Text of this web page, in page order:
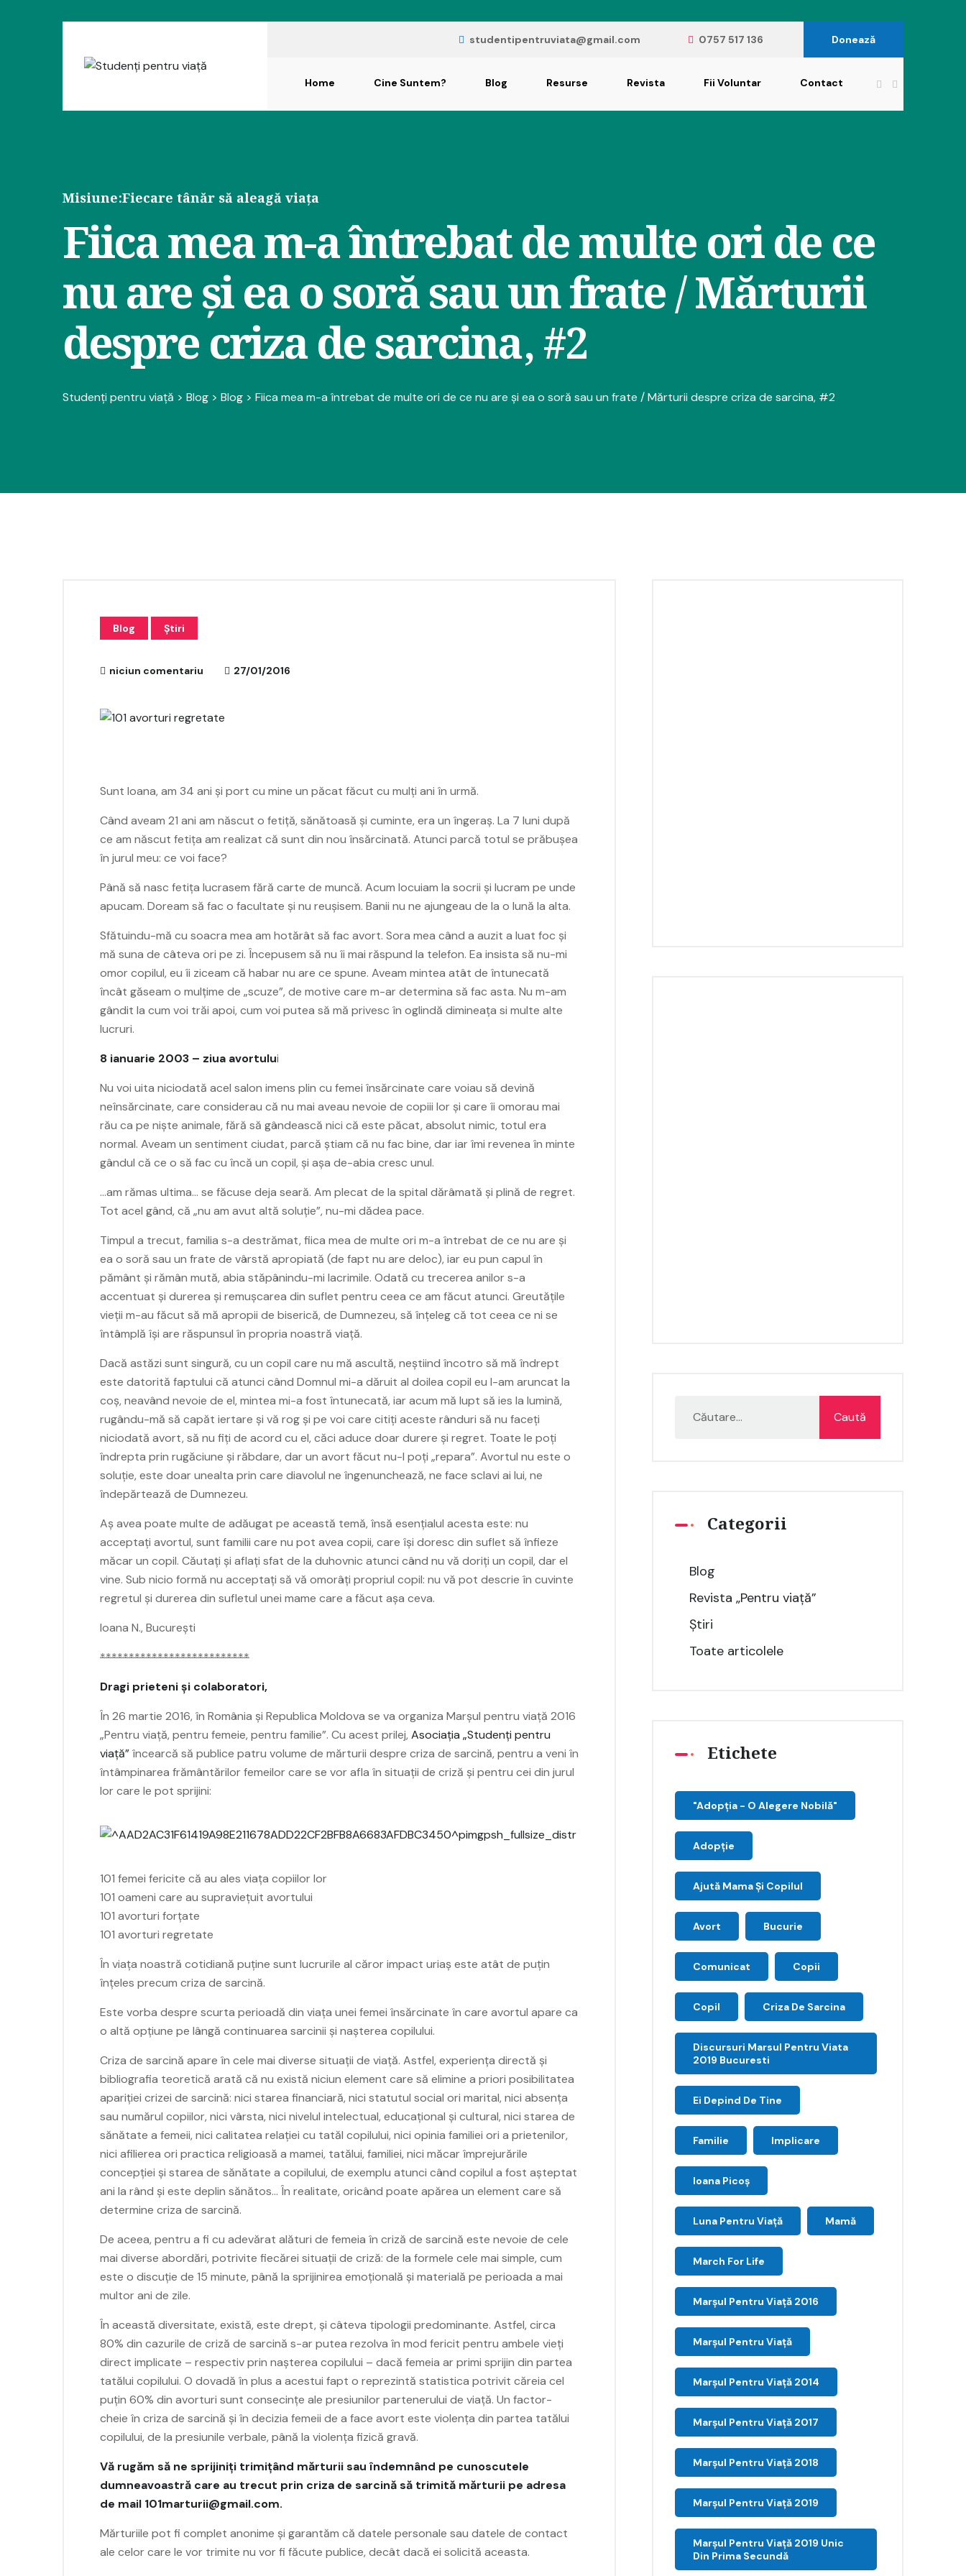
studentipentruviata@gmail.com 0757 517 136 Donează
Home Cine Suntem? Blog Resurse Revista Fii Voluntar Contact
Misiune:Fiecare tânăr să aleagă viața
Fiica mea m-a întrebat de multe ori de ce
nu are și ea o soră sau un frate / Mărturii
despre criza de sarcina, #2
Studenți pentru viață > Blog > Blog > Fiica mea m-a întrebat de multe ori de ce nu are și ea o soră sau un frate / Mărturii despre criza de sarcina, #2
Blog Știri
niciun comentariu 27/01/2016
Sunt Ioana, am 34 ani și port cu mine un păcat făcut cu mulți ani în urmă.
Când aveam 21 ani am născut o fetiță, sănătoasă și cuminte, era un îngeraș. La 7 luni după
ce am născut fetița am realizat că sunt din nou însărcinată. Atunci parcă totul se prăbușea
în jurul meu: ce voi face?
Până să nasc fetița lucrasem fără carte de muncă. Acum locuiam la socrii și lucram pe unde
apucam. Doream să fac o facultate și nu reușisem. Banii nu ne ajungeau de la o lună la alta.
Sfătuindu-mă cu soacra mea am hotărât să fac avort. Sora mea când a auzit a luat foc și
mă suna de câteva ori pe zi. Începusem să nu îi mai răspund la telefon. Ea insista să nu-mi
omor copilul, eu îi ziceam că habar nu are ce spune. Aveam mintea atât de întunecată
încât găseam o mulțime de „scuze”, de motive care m-ar determina să fac asta. Nu m-am
gândit la cum voi trăi apoi, cum voi putea să mă privesc în oglindă dimineața si multe alte
lucruri.
8 ianuarie 2003 – ziua avortului
Nu voi uita niciodată acel salon imens plin cu femei însărcinate care voiau să devină
neînsărcinate, care considerau că nu mai aveau nevoie de copiii lor și care îi omorau mai
rău ca pe niște animale, fără să gândească nici că este păcat, absolut nimic, totul era
normal. Aveam un sentiment ciudat, parcă știam că nu fac bine, dar iar îmi revenea în minte
gândul că ce o să fac cu încă un copil, și așa de-abia cresc unul.
…am rămas ultima… se făcuse deja seară. Am plecat de la spital dărâmată și plină de regret.
Tot acel gând, că „nu am avut altă soluție”, nu-mi dădea pace.
Timpul a trecut, familia s-a destrămat, fiica mea de multe ori m-a întrebat de ce nu are și
ea o soră sau un frate de vârstă apropiată (de fapt nu are deloc), iar eu pun capul în
pământ și rămân mută, abia stăpânindu-mi lacrimile. Odată cu trecerea anilor s-a
accentuat și durerea și remușcarea din suflet pentru ceea ce am făcut atunci. Greutățile
vieții m-au făcut să mă apropii de biserică, de Dumnezeu, să înțeleg că tot ceea ce ni se
întâmplă își are răspunsul în propria noastră viață.
Dacă astăzi sunt singură, cu un copil care nu mă ascultă, neștiind încotro să mă îndrept
este datorită faptului că atunci când Domnul mi-a dăruit al doilea copil eu l-am aruncat la
coș, neavând nevoie de el, mintea mi-a fost întunecată, iar acum mă lupt să ies la lumină,
rugându-mă să capăt iertare și vă rog și pe voi care citiți aceste rânduri să nu faceți
niciodată avort, să nu fiți de acord cu el, căci aduce doar durere și regret. Toate le poți
îndrepta prin rugăciune și răbdare, dar un avort făcut nu-l poți „repara”. Avortul nu este o
soluție, este doar unealta prin care diavolul ne îngenunchează, ne face sclavi ai lui, ne
îndepărtează de Dumnezeu.
Aș avea poate multe de adăugat pe această temă, însă esențialul acesta este: nu
acceptați avortul, sunt familii care nu pot avea copii, care își doresc din suflet să înfieze
măcar un copil. Căutați și aflați sfat de la duhovnic atunci când nu vă doriți un copil, dar el
vine. Sub nicio formă nu acceptați să vă omorâți propriul copil: nu vă pot descrie în cuvinte
regretul și durerea din sufletul unei mame care a făcut așa ceva.
Ioana N., București
**************************
Dragi prieteni și colaboratori,
În 26 martie 2016, în România și Republica Moldova se va organiza Marșul pentru viață 2016
„Pentru viață, pentru femeie, pentru familie”. Cu acest prilej, Asociația „Studenți pentru
viață”încearcă să publice patru volume de mărturii despre criza de sarcină, pentru a veni în
întâmpinarea frământărilor femeilor care se vor afla în situații de criză și pentru cei din jurul
lor care le pot sprijini:
101 femei fericite că au ales viața copiilor lor
101 oameni care au supraviețuit avortului
101 avorturi forțate
101 avorturi regretate
În viața noastră cotidiană puține sunt lucrurile al căror impact uriaș este atât de puțin
înțeles precum criza de sarcină.
Este vorba despre scurta perioadă din viața unei femei însărcinate în care avortul apare ca
o altă opțiune pe lângă continuarea sarcinii și nașterea copilului.
Criza de sarcină apare în cele mai diverse situații de viață. Astfel, experiența directă și
bibliografia teoretică arată că nu există niciun element care să elimine a priori posibilitatea
apariției crizei de sarcină: nici starea financiară, nici statutul social ori marital, nici absența
sau numărul copiilor, nici vârsta, nici nivelul intelectual, educațional și cultural, nici starea de
sănătate a femeii, nici calitatea relației cu tatăl copilului, nici opinia familiei ori a prietenilor,
nici afilierea ori practica religioasă a mamei, tatălui, familiei, nici măcar împrejurările
concepției și starea de sănătate a copilului, de exemplu atunci când copilul a fost așteptat
ani la rând și este deplin sănătos… În realitate, oricând poate apărea un element care să
determine criza de sarcină.
De aceea, pentru a fi cu adevărat alături de femeia în criză de sarcină este nevoie de cele
mai diverse abordări, potrivite fiecărei situații de criză: de la formele cele mai simple, cum
este o discuție de 15 minute, până la sprijinirea emoțională și materială pe perioada a mai
multor ani de zile.
În această diversitate, există, este drept, și câteva tipologii predominante. Astfel, circa
80% din cazurile de criză de sarcină s-ar putea rezolva în mod fericit pentru ambele vieți
direct implicate – respectiv prin nașterea copilului – dacă femeia ar primi sprijin din partea
tatălui copilului. O dovadă în plus a acestui fapt o reprezintă statistica potrivit căreia cel
puțin 60% din avorturi sunt consecințe ale presiunilor partenerului de viață. Un factor-
cheie în criza de sarcină și în decizia femeii de a face avort este violența din partea tatălui
copilului, de la presiunile verbale, până la violența fizică gravă.
Vă rugăm să ne sprijiniți trimițând mărturii sau îndemnând pe cunoscutele
dumneavoastră care au trecut prin criza de sarcină să trimită mărturii pe adresa
de mail 101marturii@gmail.com.
Mărturiile pot fi complet anonime și garantăm că datele personale sau datele de contact
ale celor care le vor trimite nu vor fi făcute publice, decât dacă ei solicită aceasta.
Categorii
Blog
Revista „Pentru viață”
Știri
Toate articolele
Etichete
"Adopţia - O Alegere Nobilă"
Adopție
Ajută Mama Și Copilul
Avort Bucurie
Comunicat Copii
Copil Criza De Sarcina
Discursuri Marsul Pentru Viata
2019 Bucuresti
Ei Depind De Tine
Familie Implicare
Ioana Picoş
Luna Pentru Viață Mamă
March For Life
Marşul Pentru Viaţă 2016
Marșul Pentru Viață
Marșul Pentru Viață 2014
Marșul Pentru Viață 2017
Marșul Pentru Viață 2018
Marșul Pentru Viață 2019
Marșul Pentru Viață 2019 Unic
Din Prima Secundă